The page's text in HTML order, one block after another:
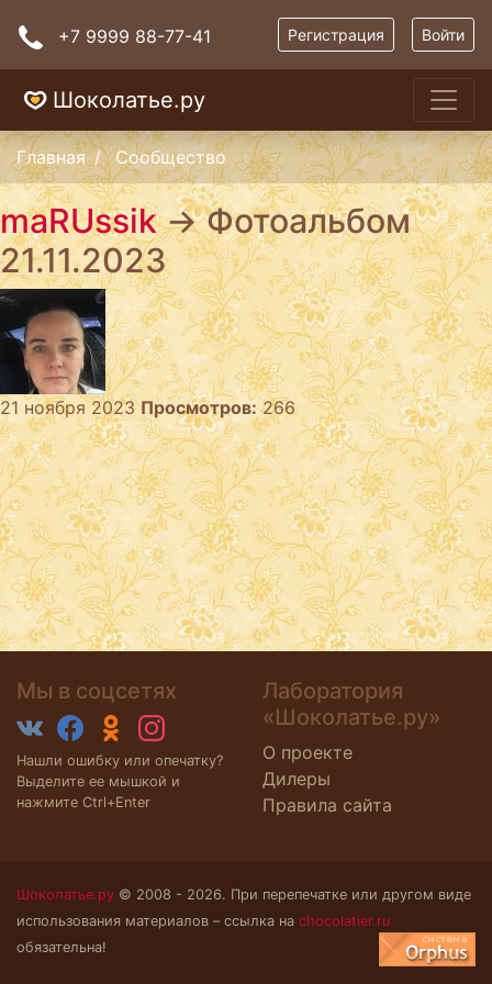
+7 9999 88-77-41 Регистрация Войти
Шоколатье.ру
Главная Сообщество
maRUssik→ Фотоальбом
21.11.2023
21 ноября 2023 Просмотров:266
Мы в соцсетях
Нашли ошибку или опечатку?
Выделите ее мышкой и
нажмите Ctrl+Enter
Лаборатория
«Шоколатье.ру»
О проекте
Дилеры
Правила сайта
Шоколатье.ру © 2008 - 2026. При перепечатке или другом виде
использования материалов – ссылка на chocolatier.ru
обязательна!